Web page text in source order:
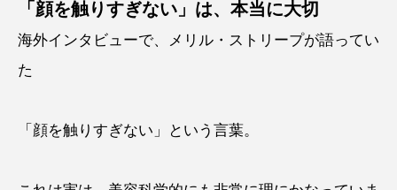
「顔を触りすぎない」は、本当に大切
海外インタビューで、メリル・ストリープが語ってい
た
「顔を触りすぎない」という言葉。